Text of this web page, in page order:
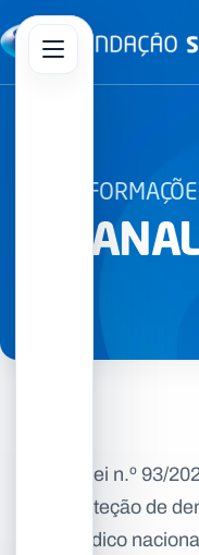
A Lei n.º 93/
proteção de
jurídico
integridade,
boa-fé
possam
Abrir menu